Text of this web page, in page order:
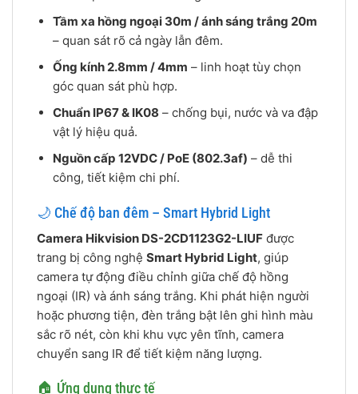
Tầm xa hồng ngoại 30m / ánh sáng trắng 20m
– quan sát rõ cả ngày lẫn đêm.
Ống kính 2.8mm / 4mm – linh hoạt tùy chọn
góc quan sát phù hợp.
Chuẩn IP67 & IK08 – chống bụi, nước và va đập
vật lý hiệu quả.
Nguồn cấp 12VDC / PoE (802.3af) – dễ thi
công, tiết kiệm chi phí.
🌙 Chế độ ban đêm – Smart Hybrid Light
Camera Hikvision DS-2CD1123G2-LIUF được
trang bị công nghệ Smart Hybrid Light, giúp
camera tự động điều chỉnh giữa chế độ hồng
ngoại (IR) và ánh sáng trắng. Khi phát hiện người
hoặc phương tiện, đèn trắng bật lên ghi hình màu
sắc rõ nét, còn khi khu vực yên tĩnh, camera
chuyển sang IR để tiết kiệm năng lượng.
🏠 Ứng dụng thực tế